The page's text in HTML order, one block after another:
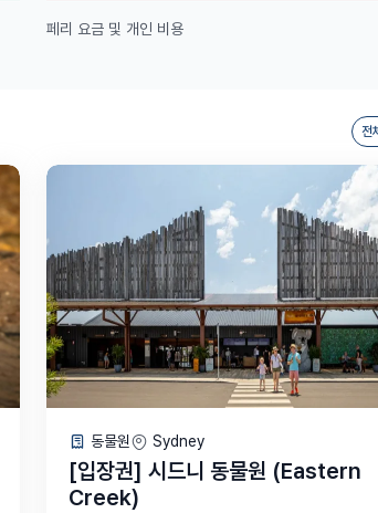
페리 요금 및 개인 비용
전
동물원 Sydney
[입장권] 시드니 동물원 (Eastern
Creek)